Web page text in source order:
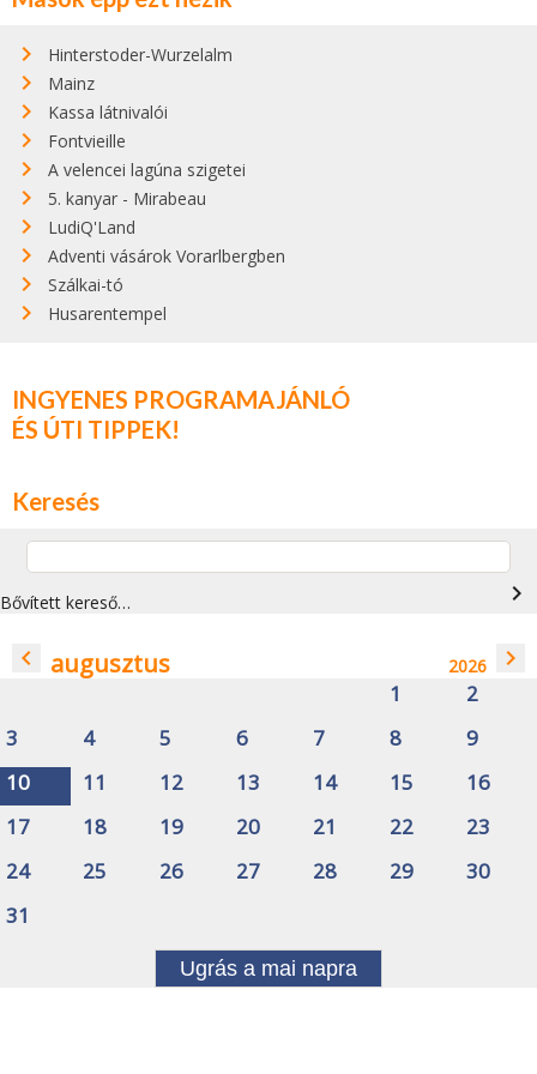
Hinterstoder-Wurzelalm
Mainz
Kassa látnivalói
Fontvieille
A velencei lagúna szigetei
5. kanyar - Mirabeau
LudiQ'Land
Adventi vásárok Vorarlbergben
Szálkai-tó
Husarentempel
INGYENES PROGRAMAJÁNLÓ
ÉS ÚTI TIPPEK!
Keresés
Bővített kereső… navigate_next
navigate_before augusztus 2026 navigate_next
1
2
3
4 5 6 7 8
9
10
11 12 13 14 15
16
17
18 19 20 21 22
23
24
25 26 27 28 29
30
31
Ugrás a mai napra